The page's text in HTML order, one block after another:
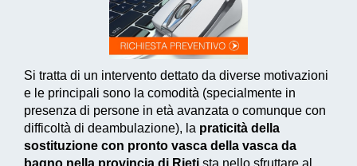
Si tratta di un intervento dettato da diverse motivazioni
e le principali sono la comodità (specialmente in
presenza di persone in età avanzata o comunque con
difficoltà di deambulazione), la praticità della
sostituzione con pronto vasca della vasca da
bagno nella provincia di Rieti sta nello sfruttare al